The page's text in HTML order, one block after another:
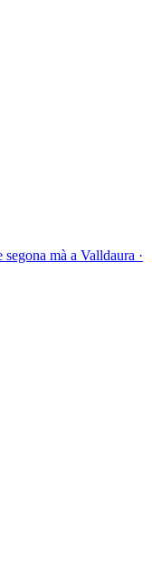
mà a Valldaura ·